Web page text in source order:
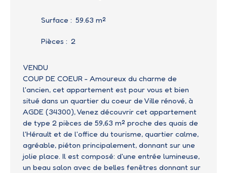
Surface : 59.63 m²
Pièces : 2
VENDU
COUP DE COEUR - Amoureux du charme de
l'ancien, cet appartement est pour vous et bien
situé dans un quartier du coeur de Ville rénové, à
AGDE (34300), Venez découvrir cet appartement
de type 2 pièces de 59,63 m² proche des quais de
l'Hérault et de l'office du tourisme, quartier calme,
agréable, piéton principalement, donnant sur une
jolie place. Il est composé: d'une entrée lumineuse,
un beau salon avec de belles fenêtres donnant sur